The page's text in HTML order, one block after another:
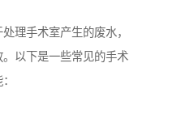
理手术室产生的废水，
以下是一些常见的手术